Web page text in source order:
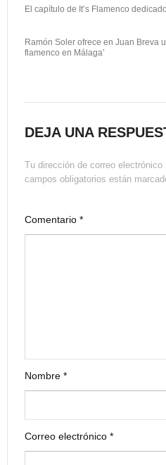
El capítulo de It’s Flamenco
Ramón Soler ofrece en Juan Breva
flamenco en Málaga’
DEJA UNA
Tu dirección de correo electrónico
campos obligatorios están
Comentario *
Nombre *
Correo electrónico *